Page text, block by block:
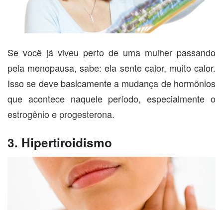
Se você já viveu perto de uma mulher passando
pela menopausa, sabe: ela sente calor, muito calor.
Isso se deve basicamente a mudança de hormônios
que acontece naquele período, especialmente o
estrogênio e progesterona.
3. Hipertiroidismo